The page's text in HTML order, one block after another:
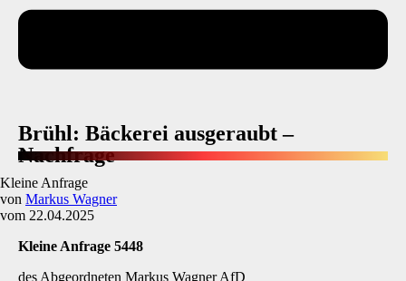
Brühl: Bäckerei ausgeraubt –
Nachfrage
Kleine Anfrage
von Markus Wagner
vom 22.04.2025
Kleine Anfrage 5448
des Abgeordneten Markus Wagner AfD